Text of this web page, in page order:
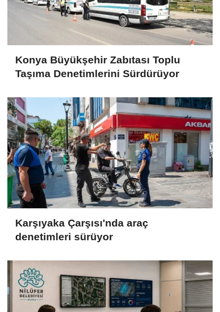
Konya Büyükşehir Zabıtası Toplu
Taşıma Denetimlerini Sürdürüyor
Karşıyaka Çarşısı'nda araç
denetimleri sürüyor